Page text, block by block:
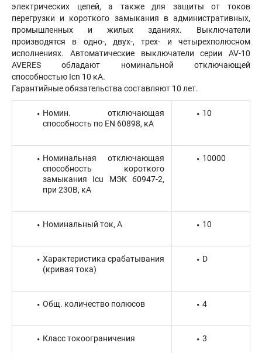
электрических цепей, а также для защиты от токов
перегрузки и короткого замыкания в административных,
промышленных и жилых зданиях. Выключатели
производятся в одно-, двух-, трех- и четырехполюсном
исполнениях. Автоматические выключатели серии AV-10
AVERES обладают номинальной отключающей
способностью Icn 10 кА.
Гарантийные обязательства составляют 10 лет.
Номин. отключающая
способность по EN 60898, кА
10
Номинальная отключающая
способность короткого
замыкания Icu МЭК 60947-2,
при 230В, кА
10000
Номинальный ток, А 10
Характеристика срабатывания
(кривая тока)
D
Общ. количество полюсов 4
Класс токоограничения 3